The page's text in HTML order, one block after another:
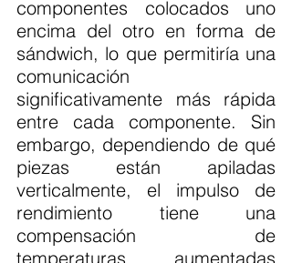
componentes colocados uno
encima del otro en forma de
sándwich, lo que permitiría una
comunicación
significativamente más rápida
entre cada componente. Sin
embargo, dependiendo de qué
piezas están apiladas
verticalmente, el impulso de
rendimiento tiene una
compensación de
temperaturas aumentadas